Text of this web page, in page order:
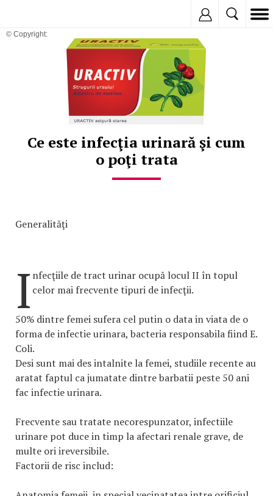
© Copyright:
Ce este infecţia urinară şi cum
o poţi trata
Generalităţi
I nfecţiile de tract urinar ocupă locul II în topul
celor mai frecvente tipuri de infecţii.
50% dintre femei sufera cel putin o data in viata de o
forma de infectie urinara, bacteria responsabila fiind E.
Coli.
Desi sunt mai des intalnite la femei, studiile recente au
aratat faptul ca jumatate dintre barbatii peste 50 ani
fac infectie urinara.
Frecvente sau tratate necorespunzator, infectiile
urinare pot duce in timp la afectari renale grave, de
multe ori ireversibile.
Factorii de risc includ: